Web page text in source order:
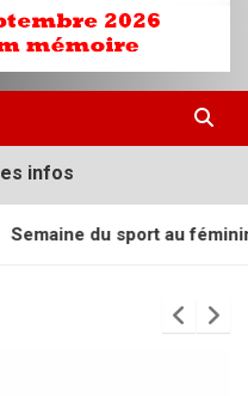
infos
au féminin – AGVAM –